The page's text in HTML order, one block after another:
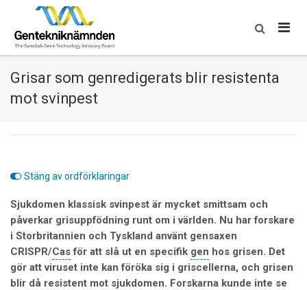
content
Grisar som genredigerats blir resistenta
mot svinpest
Stäng av ordförklaringar
Sjukdomen klassisk svinpest är mycket smittsam och
påverkar grisuppfödning runt om i världen. Nu har forskare
i Storbritannien och Tyskland använt gensaxen
CRISPR/Casför att slå ut en specifik gen hos grisen. Det
gör att viruset inte kan föröka sig i griscellerna, och grisen
blir då resistent mot sjukdomen. Forskarna kunde inte se